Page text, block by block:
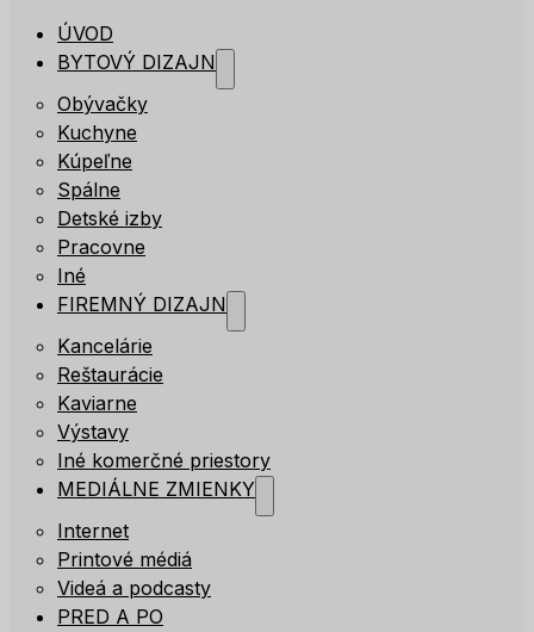
ÚVOD
BYTOVÝ DIZAJN
Obývačky
Kuchyne
Kúpeľne
Spálne
Detské izby
Pracovne
Iné
FIREMNÝ DIZAJN
Kancelárie
Reštaurácie
Kaviarne
Výstavy
Iné komerčné priestory
MEDIÁLNE ZMIENKY
Internet
Printové médiá
Videá a podcasty
PRED A PO